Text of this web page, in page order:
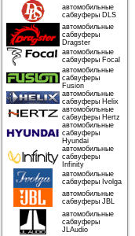
автомобильные
сабвуферы DLS
автомобильные
сабвуферы
Dragster
автомобильные
сабвуферы Focal
автомобильные
сабвуферы
Fusion
автомобильные
сабвуферы Helix
автомобильные
сабвуферы Hertz
автомобильные
сабвуферы
Hyundai
автомобильные
сабвуферы
Infinity
автомобильные
сабвуферы Ivolga
автомобильные
сабвуферы JBL
автомобильные
сабвуферы
JLAudio